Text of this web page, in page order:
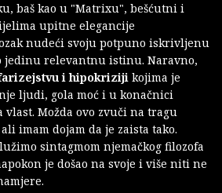
baš kao u "Matrixu", bešćutni i
upitne elegancije
nudeći svoju potpuno iskrivljenu
jedinu relevantnu istinu. Naravno,
i hipokriziji kojima je
ljudi, gola moć i u konačnici
Možda ovo zvuči na tragu
imam dojam da je zaista tako.
sintagmom njemačkog filozofa
je došao na svoje i više niti ne